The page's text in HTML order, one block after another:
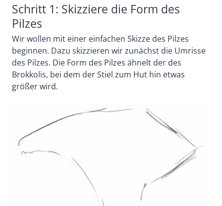
Schritt 1: Skizziere die Form des
Pilzes
Wir wollen mit einer einfachen Skizze des Pilzes
beginnen. Dazu skizzieren wir zunächst die Umrisse
des Pilzes. Die Form des Pilzes ähnelt der des
Brokkolis, bei dem der Stiel zum Hut hin etwas
größer wird.